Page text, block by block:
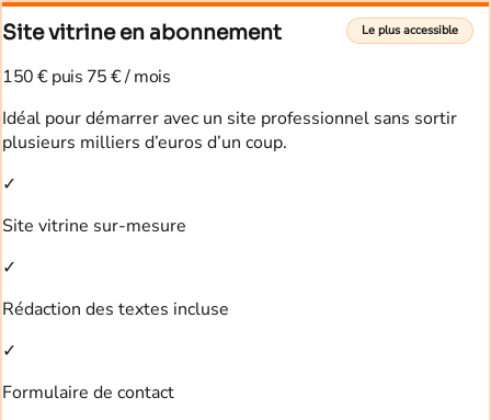
Le plus accessible
Site vitrine en abonnement
150 € puis 75 € / mois
Idéal pour démarrer avec un site professionnel sans sortir
plusieurs milliers d’euros d’un coup.
✓
Site vitrine sur-mesure
✓
Rédaction des textes incluse
✓
Formulaire de contact